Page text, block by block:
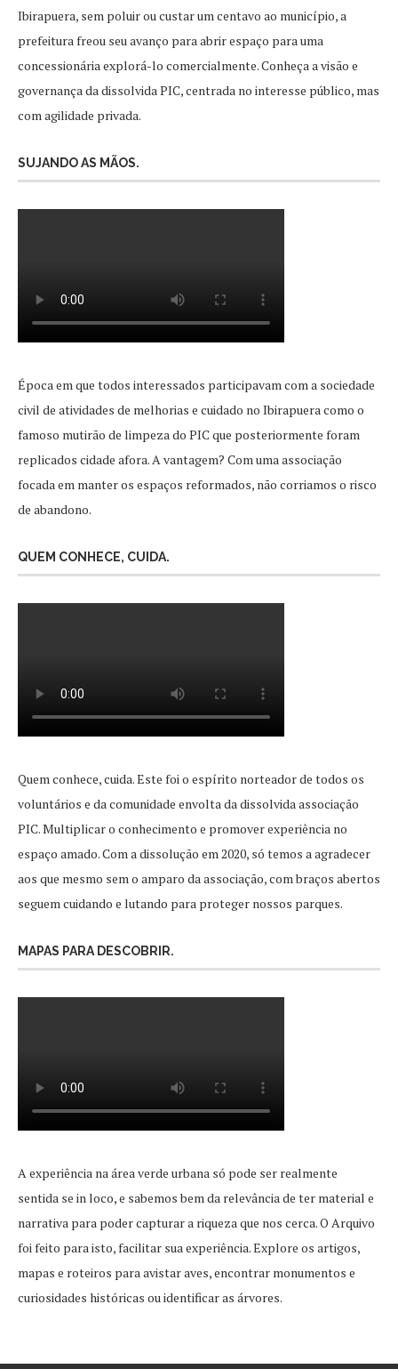
Ibirapuera, sem poluir ou custar um centavo ao município, a
prefeitura freou seu avanço para abrir espaço para uma
concessionária explorá-lo comercialmente. Conheça a visão e
governança da dissolvida PIC, centrada no interesse público, mas
com agilidade privada.
SUJANDO AS MÃOS.
Época em que todos interessados participavam com a sociedade
civil de atividades de melhorias e cuidado no Ibirapuera como o
famoso mutirão de limpeza do PIC que posteriormente foram
replicados cidade afora. A vantagem? Com uma associação
focada em manter os espaços reformados, não corriamos o risco
de abandono.
QUEM CONHECE, CUIDA.
Quem conhece, cuida. Este foi o espírito norteador de todos os
voluntários e da comunidade envolta da dissolvida associação
PIC. Multiplicar o conhecimento e promover experiência no
espaço amado. Com a dissolução em 2020, só temos a agradecer
aos que mesmo sem o amparo da associação, com braços abertos
seguem cuidando e lutando para proteger nossos parques.
MAPAS PARA DESCOBRIR.
A experiência na área verde urbana só pode ser realmente
sentida se in loco, e sabemos bem da relevância de ter material e
narrativa para poder capturar a riqueza que nos cerca. O Arquivo
foi feito para isto, facilitar sua experiência. Explore os artigos,
mapas e roteiros para avistar aves, encontrar monumentos e
curiosidades históricas ou identificar as árvores.